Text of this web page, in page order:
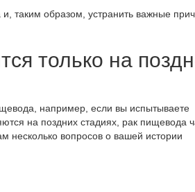
таким образом, устранить важные
только на
например, если вы испытываете
на поздних стадиях, рак пищевода
несколько вопросов о вашей истории